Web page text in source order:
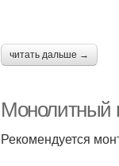
читать дальше →
Монолитный
Рекомендуется